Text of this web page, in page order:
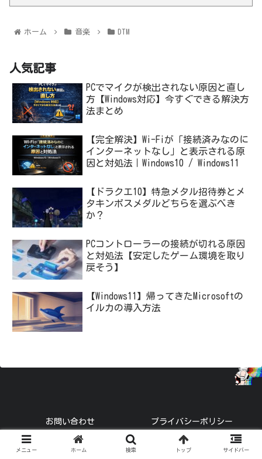
ホーム 音楽 DTM
人気記事
PCでマイクが検出されない原因と直し
方【Windows対応】今すぐできる解決方
法まとめ
【完全解決】Wi-Fiが「接続済みなのに
インターネットなし」と表示される原
因と対処法｜Windows10 / Windows11
【ドラクエ10】特急メタル招待券とメ
タキンボスメダルどちらを選ぶべき
か？
PCコントローラーの接続が切れる原因
と対処法【安定したゲーム環境を取り
戻そう】
【Windows11】帰ってきたMicrosoftの
イルカの導入方法
お問い合わせ プライバシーポリシー
© 2021 トーブロ.
メニュー ホーム 検索 トップ サイドバー